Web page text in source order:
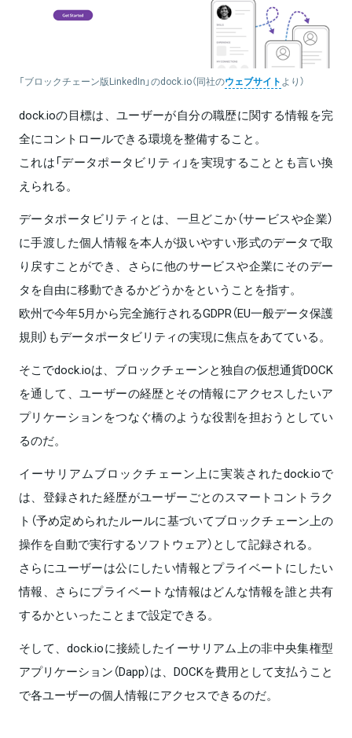
「ブロックチェーン版LinkedIn」のdock.io（同社のウェブサイトより）
dock.ioの目標は、ユーザーが自分の職歴に関する情報を完
全にコントロールできる環境を整備すること。
これは「データポータビリティ」を実現することとも言い換
えられる。
データポータビリティとは、一旦どこか（サービスや企業）
に手渡した個人情報を本人が扱いやすい形式のデータで取
り戻すことができ、さらに他のサービスや企業にそのデー
タを自由に移動できるかどうかをということを指す。
欧州で今年5月から完全施行されるGDPR（EU一般データ保護
規則）もデータポータビリティの実現に焦点をあてている。
そこでdock.ioは、ブロックチェーンと独自の仮想通貨DOCK
を通して、ユーザーの経歴とその情報にアクセスしたいア
プリケーションをつなぐ橋のような役割を担おうとしてい
るのだ。
イーサリアムブロックチェーン上に実装されたdock.ioで
は、登録された経歴がユーザーごとのスマートコントラク
ト（予め定められたルールに基づいてブロックチェーン上の
操作を自動で実行するソフトウェア）として記録される。
さらにユーザーは公にしたい情報とプライベートにしたい
情報、さらにプライベートな情報はどんな情報を誰と共有
するかといったことまで設定できる。
そして、dock.ioに接続したイーサリアム上の非中央集権型
アプリケーション（Dapp）は、DOCKを費用として支払うこと
で各ユーザーの個人情報にアクセスできるのだ。